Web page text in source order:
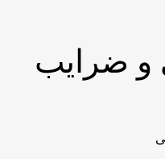
و ضرایب